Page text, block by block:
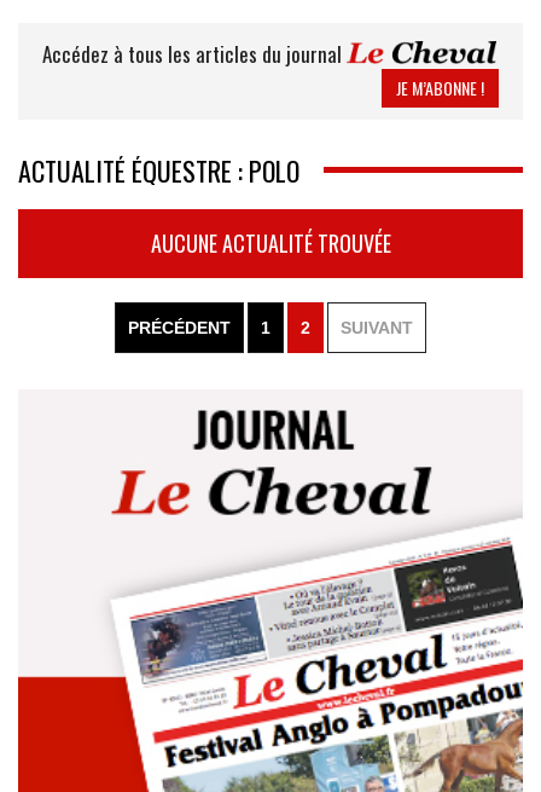
Accédez à tous les articles du journal
JE M’ABONNE !
ACTUALITÉ ÉQUESTRE : POLO
AUCUNE ACTUALITÉ TROUVÉE
PRÉCÉDENT 1 2 SUIVANT